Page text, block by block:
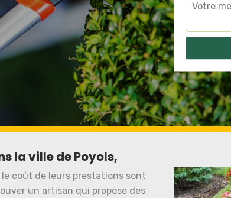
la ville de Poyols,
coût de leurs prestations sont
un artisan qui propose des